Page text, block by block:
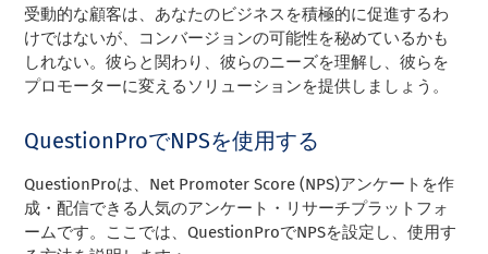
受動的な顧客は、あなたのビジネスを積極的に促進するわ
けではないが、コンバージョンの可能性を秘めているかも
しれない。彼らと関わり、彼らのニーズを理解し、彼らを
プロモーターに変えるソリューションを提供しましょう。
QuestionProでNPSを使用する
QuestionProは、Net Promoter Score (NPS)アンケートを作
成・配信できる人気のアンケート・リサーチプラットフォ
ームです。ここでは、QuestionProでNPSを設定し、使用す